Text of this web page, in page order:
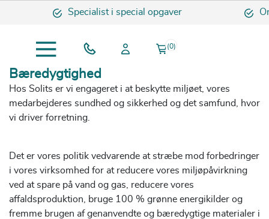
Specialist i special opgaver
(0)
Bæredygtighed
Hos Solits er vi engageret i at beskytte miljøet, vores
medarbejderes sundhed og sikkerhed og det samfund, hvor
vi driver forretning.
Det er vores politik vedvarende at stræbe mod forbedringer
i vores virksomhed for at reducere vores miljøpåvirkning
ved at spare på vand og gas, reducere vores
affaldsproduktion, bruge 100 % grønne energikilder og
fremme brugen af genanvendte og bæredygtige materialer i